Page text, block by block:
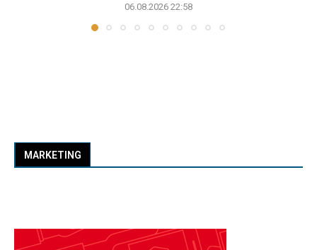
06.08.2026 22:58
MARKETING